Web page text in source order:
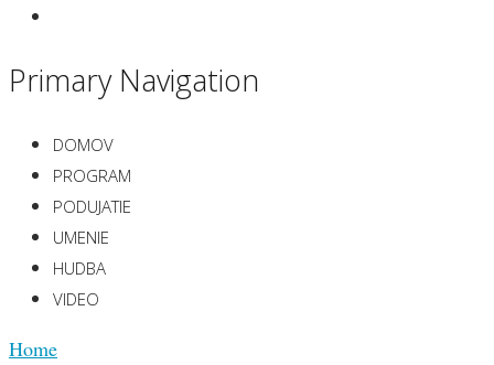
Primary Navigation
DOMOV
PROGRAM
PODUJATIE
UMENIE
HUDBA
VIDEO
Home